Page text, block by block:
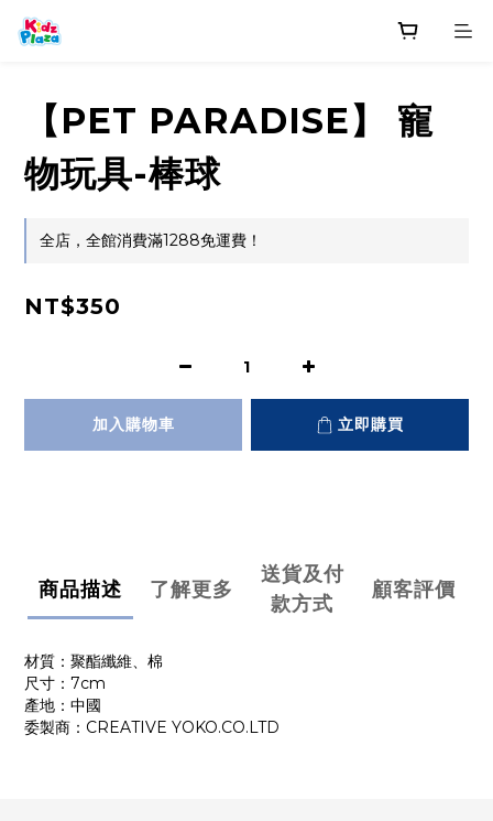
【PET PARADISE】 寵
物玩具-棒球
全店，全館消費滿1288免運費！
NT$350
加入購物車 立即購買
商品描述 了解更多
送貨及付
款方式
顧客評價
材質：聚酯纖維、棉
尺寸：7cm
產地：中國
委製商：CREATIVE YOKO.CO.LTD